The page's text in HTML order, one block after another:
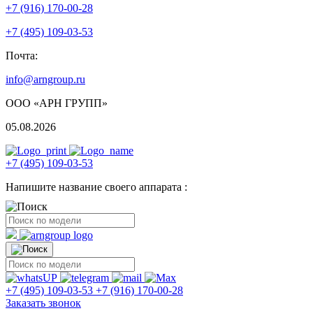
+7 (916) 170-00-28
+7 (495) 109-03-53
Почта:
info@arngroup.ru
ООО «АРН ГРУПП»
05.08.2026
+7 (495) 109-03-53
Напишите название своего аппарата :
+7 (495) 109-03-53 +7 (916) 170-00-28
Заказать звонок